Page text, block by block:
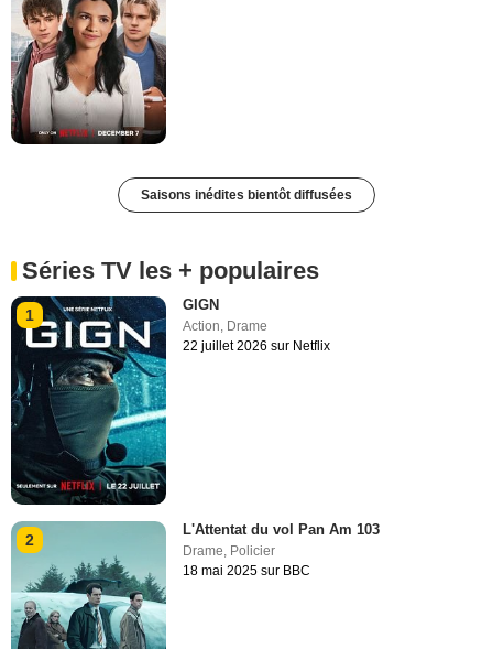
Saisons inédites bientôt diffusées
Séries TV les + populaires
1
GIGN
Action, Drame
22 juillet 2026 sur Netflix
2
L'Attentat du vol Pan Am 103
Drame Policier
18 mai 2025 sur BBC